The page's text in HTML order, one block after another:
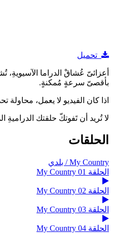
تحميل
بأقصىّ سرعةٍ مُمكنةٍ.
اذا كان الفيديو لا يعمل،
لا تُريد أن تَفوتكّ حلقتك
الحلقات
My Country / بلدي
الحلقة 01 My Country
الحلقة 02 My Country
الحلقة 03 My Country
الحلقة 04 My Country